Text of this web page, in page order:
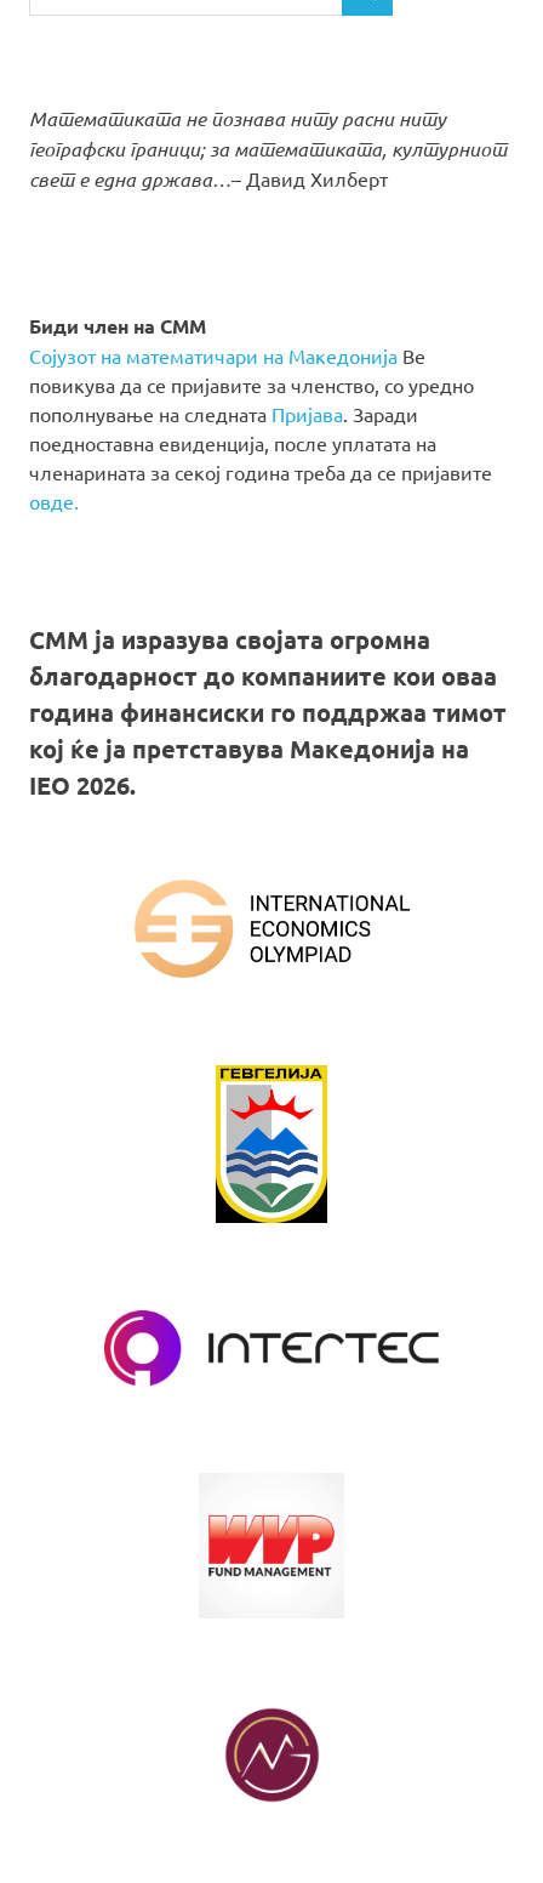
for:
Математиката не познава ниту расни ниту
географски граници; за математиката, културниот
свет е една држава…– Давид Хилберт
Биди член на СММ
Сојузот на математичари на Македонија Ве
повикува да се пријавите за членство, со уредно
пополнување на следната Пријава . Заради
поедноставна евиденција, после уплатата на
членарината за секој година треба да се пријавите
овде.
СММ ја изразува својата огромна
благодарност до компаниите кои оваа
година финансиски го поддржаа тимот
кој ќе ја претставува Македонија на
IEO 2026.